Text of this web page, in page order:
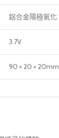
鋁合金陽極氧化
3.7V
90 × 20 × 20mm